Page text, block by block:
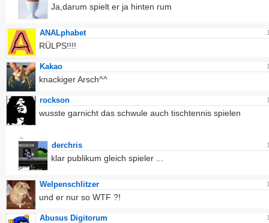
Ja,darum spielt er ja hinten rum
ANALphabet
RÜLPS!!!!
Kakao
knackiger Arsch^^
rockson
wusste garnicht das schwule auch tischtennis spielen
derchris
klar publikum gleich spieler ...
Welpenschlitzer
und er nur so WTF ?!
Abusus Digitorum